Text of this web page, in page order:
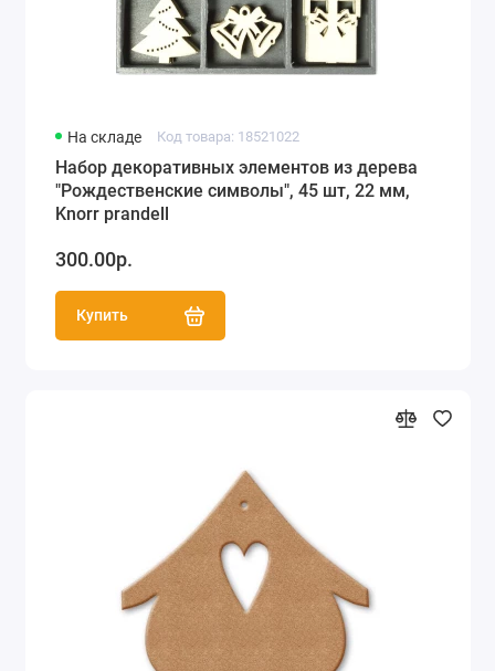
На складе Код товара: 18521022
Набор декоративных элементов из дерева
"Рождественские символы", 45 шт, 22 мм,
Knorr prandell
300.00р.
Купить